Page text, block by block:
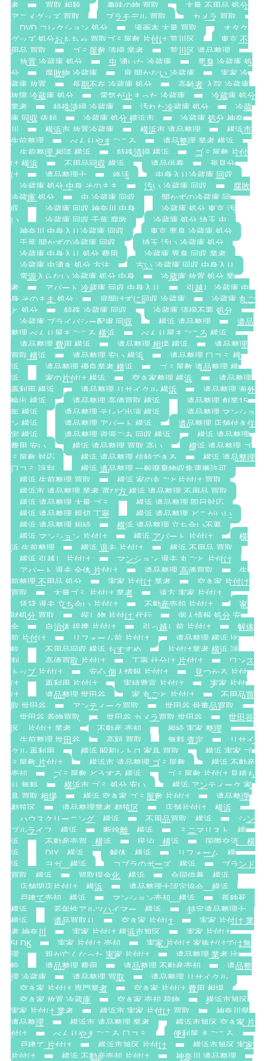
者
買取 相殺 趣味の物 買取
大量 不用品 処分
アニメグッズ 買取
プラモデル 買取
カメラ 買取
DVD コレクション 処分
漫画本 大量 買取
オタク
グッズ 処分おもちゃ 買取ゴミ屋敷 片付け 荒川区
東京 不
用品 買取
ゴミ屋敷 清掃 業者
荒川区 遺品整理
放置 冷蔵庫 処分
虫 湧いた 冷蔵庫
悪臭 冷蔵庫 処
分
腐敗物 冷蔵庫 扉 開かない 冷蔵庫
実家 冷
蔵庫 放置
長期不在 冷蔵庫 処分
高齢者 入院 冷蔵庫
故障 冷蔵庫 処分
電気が止まった 冷蔵庫
冷蔵庫 処分
業者
特殊清掃 冷蔵庫 汚れた冷蔵庫 処分
冷蔵
庫 回収 依頼
冷蔵庫 処分 横浜市
冷蔵庫 処分 神奈
川
横浜市 放置冷蔵庫 横浜市 遺品整理
横浜市
生前整理
べんりやまごころ
遺品整理 業者 横浜
生前整理 相談 横浜
特殊清掃 横浜
ゴミ屋敷 片付
け 横浜
不用品回収 横浜 遺品供養
形見分
け
遺品整理士 終活
中身入り冷蔵庫 回収
冷蔵庫 処分 中身 そのまま
汚い 冷蔵庫 回収
腐敗
冷蔵庫 処分
虫 冷蔵庫 回収
開かずの冷蔵庫 回
収
冷蔵庫 回収 神奈川 中身
冷蔵庫 処分 東京 汚
い
冷蔵庫 回収 千葉 腐敗
冷蔵庫 処分 埼玉 虫
神奈川 中身入り冷蔵庫 回収
東京 悪臭 冷蔵庫 処分
千葉 開かずの冷蔵庫 回収
埼玉 汚い 冷蔵庫 処分
冷蔵庫 中身入り 処分 費用
冷蔵庫 異臭 回収 業者
冷蔵庫 虫湧き 処分 方法
古い 冷蔵庫 回収 中身入り
電源入らない 冷蔵庫 処分 中身
冷蔵庫 放置 処分 業
者
アパート 冷蔵庫 回収 中身入り
引越し 冷蔵庫 中
身 そのまま 処分
扉開けずに回収 冷蔵庫
冷蔵庫 丸ご
と 処分
特殊 冷蔵庫 回収
冷蔵庫 清掃不要 処分
冷蔵庫 プライバシー配慮 回収
横浜 遺品整理
遺品
整理 べんり屋まごころ 横浜
べんり屋まごころ 横浜
遺品整理 費用 横浜
遺品整理 相場 横浜
遺品整理
買取 横浜
遺品整理 安い 横浜
遺品整理 口コミ 横
浜
遺品整理 優良業者 横浜
ゴミ屋敷 遺品整理 横
浜
家の片付け 横浜 空き家整理 横浜
遺品整理
再利用 横浜
遺品整理 リサイクル 横浜
遺品整理 海外
輸出 横浜
遺品整理 高価買取 横浜
遺品整理 創業15
年 横浜
遺品整理 テレビ出演 横浜
遺品整理 マンショ
ン 横浜
遺品整理 アパート 横浜
遺品整理 店舗付き住
宅 横浜
遺品整理 資源ごみ 回収 横浜
横浜 遺品整理
費用 安い
横浜 遺品整理 買取 高い
横浜 遺品整理 ゴ
ミ屋敷 対応
横浜 遺品整理 信頼できる
横浜 遺品整理
口コミ 評判
横浜 遺品整理 一般廃棄物収集運搬許可
横浜 生前整理 買取
横浜 家の丸ごと片付け 買取
横浜市 遺品整理 業者 選び方 横浜 遺品整理 不用品 買取
横浜 遺品整理 大量 ゴミ
横浜 遺品整理 即日対応
横浜 遺品整理 親切 丁寧
横浜 遺品整理 どこがいい
横浜 遺品整理 相続
横浜 遺品整理 立ち合い不要
横浜 マンション 片付け
横浜 アパート 片付け
横
浜 生前整理
横浜 退去 片付け
横浜 不用品 買取
横浜 引越し 片付け
マンション 退去 丸ごと 片付け
アパート 退去 全体 片付け
遺品整理 高価買取
生
前整理 不用品 処分
実家 片付け 業者
空き家 片付け
買取
大量ゴミ 片付け 業者
遠方 実家 片付け
賃貸 退去 立ち会い 片付け
不動産売却 片付け
家
財処分 買取
探し物 片付け 代行
個人情報 処分 安
全
自治体 提携 片付け 引っ越し前 片付け
解体
前 片付け
リフォーム前 片付け
遺品整理 横浜 比
較
不用品回収 横浜 おすすめ
片付け業者 横浜 評
判
高価買取 片付け 丁寧 仕分け 片付け
ワンス
トップ 片付け
安心 個人情報 片付け
見つかる 片付
け
再利用 片付け 実績豊富 片付け
実家 片付
け
遺品整理 世田谷 家 丸ごと 片付け
不用品買
取 世田谷
アンティーク買取
世田谷 骨董品買取
世田谷 着物買取
世田谷 カメラ買取 世田谷
世田谷
区 片付け 業者
不動産 売却
相続 実家 整理
生前整理 世田谷
高額 買取 無料 査定
リサイ
クル 再利用
横浜 昭和レトロ 家具 買取
横浜 実家 ゴ
ミ屋敷 片付け
横浜市 遺品整理 ゴミ屋敷
横浜 不動産
売却
ゴミ屋敷 どうする 横浜
ゴミ屋敷 片付け 見積も
り 無料
横浜市 ゴミ 処分 安い
横浜 アンティーク 家
具 買取 相場
横浜 空き家 ゴミ屋敷 片付け
遺品整理
都筑区
遺品整理業者 都筑区
店舗片付け 横浜
ハウスクリーニング 横浜
不用品買取 横浜
シン
プルライフ 横浜
断捨離 横浜
ミニマリスト 横
浜
不動産売買 横浜 民泊 横浜
国際交流 横
浜
DIY 横浜 解体 横浜
リフォーム 横
浜
ヨガ 横浜 コブラのポーズ 横浜
ブランド
買取 横浜
買取現金化 横浜
合同供養 横浜
店舗閉店片付け 横浜
遺品整理士認定協会 横浜
戸建て売却 横浜
マンション売却 横浜
孤独死
横浜
若年性アルツハイマー 横浜
特定遺品整理士
横浜
遺品買取り 空き家 片付け
実家 片付け 業
者 神奈川
実家 片付け 横浜市旭区
実家 片付け
5LDK
実家 片付け 売却
実家 片付け 家族だけでは無
理
親が亡くなった 実家 片付け
遺品整理 業者 比
較
遺品整理 費用 遺品整理 不動産売却
遺品整
理 冷蔵庫
遺品整理 買取
遺品整理 リサイクル
空き家 片付け 専門業者
空き家 片付け 費用 相場
空き家 放置 冷蔵庫
空き家 売却 荷物
横浜市旭区
実家 片付け 業者
横浜市 実家 片付け 買取
神奈川県
遺品整理
横浜市 遺品整理 業者
横浜市旭区 空き家 片
付け
べんりやまごころ 口コミ
便利屋 まごころ
戸建て 片付け
横浜市旭区 片付け
横浜市旭区 実家
片付け
横浜 不動産売却 片付け 神奈川 遺品整理